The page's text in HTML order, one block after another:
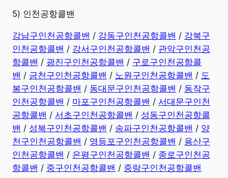
5) 인천공항콜밴
강남구인천공항콜밴 / 강동구인천공항콜밴 / 강북구
인천공항콜밴 / 강서구인천공항콜밴 / 관악구인천공
항콜밴 / 광진구인천공항콜밴 / 구로구인천공항콜
밴 / 금천구인천공항콜밴 / 노원구인천공항콜밴 / 도
봉구인천공항콜밴 / 동대문구인천공항콜밴 / 동작구
인천공항콜밴 / 마포구인천공항콜밴 / 서대문구인천
공항콜밴 / 서초구인천공항콜밴 / 성동구인천공항콜
밴 / 성북구인천공항콜밴 / 송파구인천공항콜밴 / 양
천구인천공항콜밴 / 영등포구인천공항콜밴 / 용산구
인천공항콜밴 / 은평구인천공항콜밴 / 종로구인천공
항콜밴 / 중구인천공항콜밴 / 중랑구인천공항콜밴